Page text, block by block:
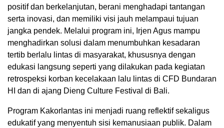
positif dan berkelanjutan, berani menghadapi tantangan
serta inovasi, dan memiliki visi jauh melampaui tujuan
jangka pendek. Melalui program ini, Irjen Agus mampu
menghadirkan solusi dalam menumbuhkan kesadaran
tertib berlalu lintas di masyarakat, khususnya dengan
edukasi langsung seperti yang dilakukan pada kegiatan
retrospeksi korban kecelakaan lalu lintas di CFD Bundaran
HI dan di ajang Dieng Culture Festival di Bali.
Program Kakorlantas ini menjadi ruang reflektif sekaligus
edukatif yang menyentuh sisi kemanusiaan publik. Dalam